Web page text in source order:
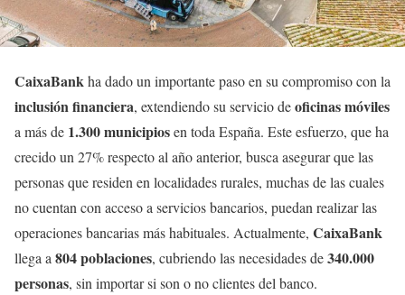
CaixaBankha dado un importante paso en su compromiso con la
inclusión financiera, extendiendo su servicio deoficinas móviles
a más de 1.300 municipiosen toda España. Este esfuerzo, que ha
crecido un 27% respecto al año anterior, busca asegurar que las
personas que residen en localidades rurales, muchas de las cuales
no cuentan con acceso a servicios bancarios, puedan realizar las
operaciones bancarias más habituales. Actualmente, CaixaBank
llega a804 poblaciones, cubriendo las necesidades de340.000
personas, sin importar si son o no clientes del banco.